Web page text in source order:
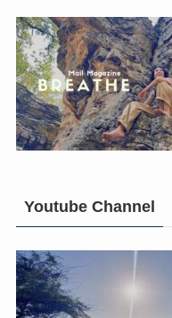
Youtube Channel